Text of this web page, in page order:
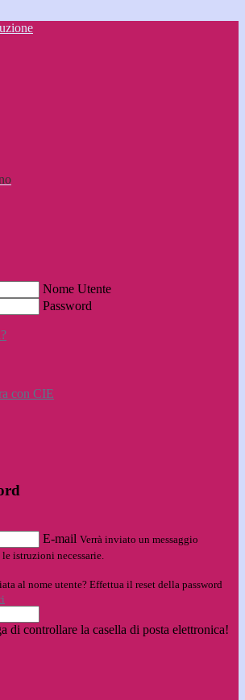
Nome Utente
Password
con CIE
E-mail Verrà inviato un messaggio
istruzioni necessarie.
al nome utente? Effettua il reset della password
di controllare la casella di posta elettronica!